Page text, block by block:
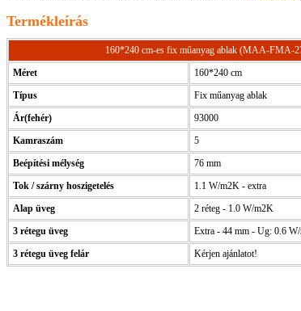
Termékleírás
160*240 cm-es fix műanyag ablak (MAA-FMA-
Méret
160*240 cm
Típus
Fix műanyag ablak
Ár(fehér)
93000
Kamraszám
5
Beépítési mélység
76 mm
Tok / szárny hoszigetelés
1.1 W/m2K - extra
Alap üveg
2 réteg - 1.0 W/m2K
3 rétegu üveg
Extra - 44 mm - Ug: 0.6
3 rétegu üveg felár
Kérjen ajánlatot!